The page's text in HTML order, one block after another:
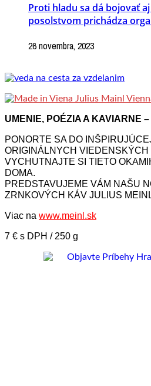
Proti hladu sa dá bojovať
posolstvom prichádza
26 novembra, 2023
UMENIE, POÉZIA A KAVIARNE
PONORTE SA DO
ORIGINÁLNYCH VIEDENSKÝCH
VYCHUTNAJTE SI TIETO
DOMA.
PREDSTAVUJEME VÁM NAŠU
ZRNKOVÝCH KÁV JULIUS
Viac na www.meinl.sk
7 € s DPH / 250 g